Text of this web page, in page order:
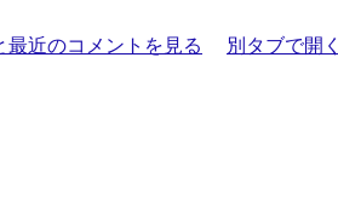
最近のコメントを見る 別タブで開く